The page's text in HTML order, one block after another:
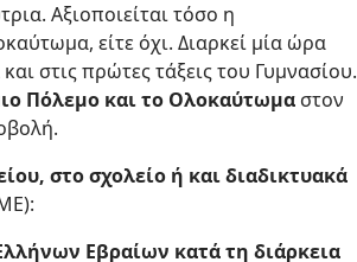
Αξιοποιείται τόσο η
είτε όχι. Διαρκεί μία ώρα
στις πρώτες τάξεις του Γυμνασίου.
Πόλεμο και το Ολοκαύτωμα στον
στο σχολείο ή και διαδικτυακά
Εβραίων κατά τη διάρκεια